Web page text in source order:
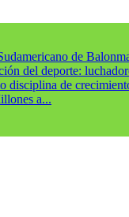
de
del deporte:
disciplina de
a...